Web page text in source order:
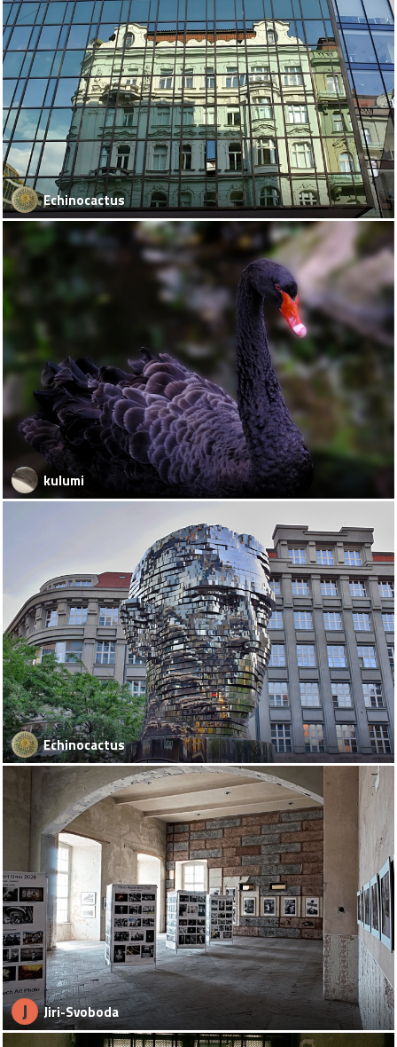
Echinocactus
kulumi
Echinocactus
J Jiri-Svoboda